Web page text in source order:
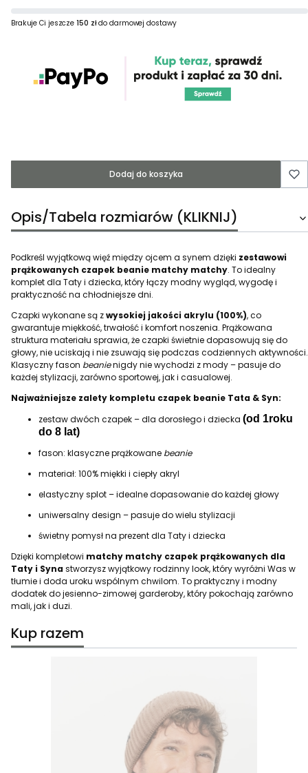
Brakuje Ci jeszcze150 złdo darmowej dostawy
Dodaj do koszyka
Opis/Tabela rozmiarów (KLIKNIJ)
Podkreśl wyjątkową więź między ojcem a synem dzięki zestawowi
prążkowanych czapek beanie matchy matchy. To idealny
komplet dla Taty i dziecka, który łączy modny wygląd, wygodę i
praktyczność na chłodniejsze dni.
Czapki wykonane są zwysokiej jakości akrylu (100%), co
gwarantuje miękkość, trwałość i komfort noszenia. Prążkowana
struktura materiału sprawia, że czapki świetnie dopasowują się do
głowy, nie uciskają i nie zsuwają się podczas codziennych aktywności.
Klasyczny fason beanienigdy nie wychodzi z mody – pasuje do
każdej stylizacji, zarówno sportowej, jak i casualowej.
Najważniejsze zalety kompletu czapek beanie Tata & Syn:
zestaw dwóch czapek – dla dorosłego i dziecka (od 1roku
do 8 lat)
fason: klasyczne prążkowane beanie
materiał: 100% miękki i ciepły akryl
elastyczny splot – idealne dopasowanie do każdej głowy
uniwersalny design – pasuje do wielu stylizacji
świetny pomysł na prezent dla Taty i dziecka
Dzięki kompletowi matchy matchy czapek prążkowanych dla
Taty i Syna stworzysz wyjątkowy rodzinny look, który wyróżni Was w
tłumie i doda uroku wspólnym chwilom. To praktyczny i modny
dodatek do jesienno-zimowej garderoby, który pokochają zarówno
mali, jak i duzi.
Kup razem